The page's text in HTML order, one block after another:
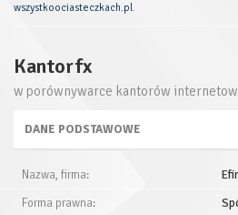
wszystkoociasteczkach.pl.
Kantorfx
w porównywarce kantorów
DANE PODSTAWOWE
Nazwa, firma:
Forma prawna: